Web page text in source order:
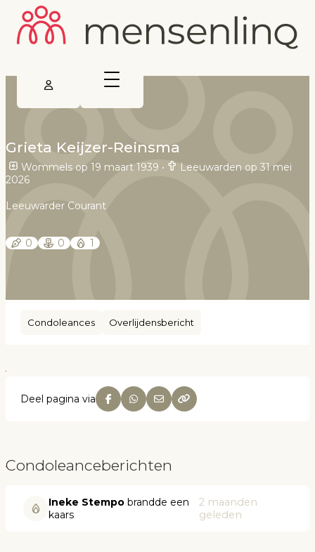
Grieta Keijzer-Reinsma
Wommels op 19 maart 1939 •
Leeuwarden op 31 mei
2026
Leeuwarder Courant
0 0 1
Condoleances Overlijdensbericht
Deel pagina via
Condoleanceberichten
Ineke Stempo brandde een
kaars
2 maanden
geleden